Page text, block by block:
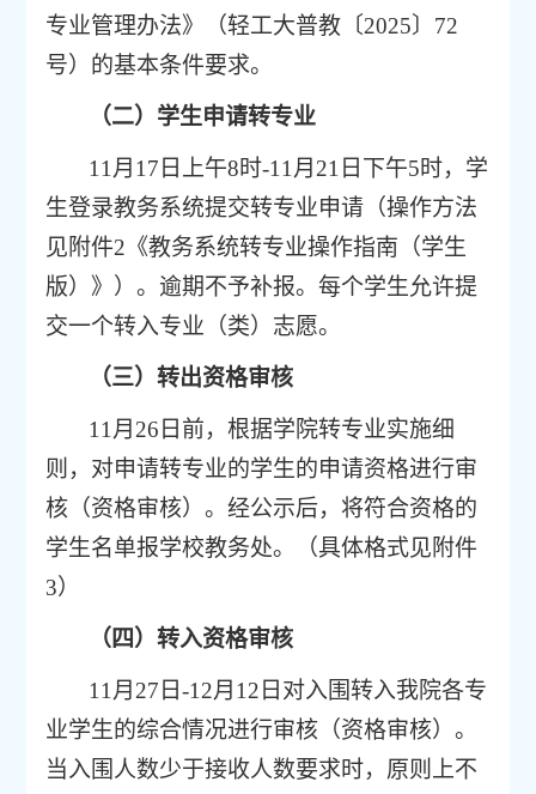
专业管理办法》（轻工大普教〔2025〕 72
号）的基本条件要求。
（二） 学生申请转专业
11 月 17 日上午8时-11 月 21 日下午5时，学
生登录教务系统提交转专业申请（操作方法
见附件2 《教务系统转专业操作指南（学生
版）》）。逾期不予补报。每个学生允许提
交一个转入专业（类）志愿。
（三）转出资格审核
1 1 月 26 日前，根据学院转专业实施细
则，对申请转专业的学生的申请资格进行审
核 （资格审核）。经公示后，将符合资格的
学生名单报学校教务处。 （具体格式见附件
3）
（四）转入资格审核
11 月 27 日-12月 12 日 对入围转入我院各专
业学生的综合情况进行审核（资格审核）。
当入围人数少于接收人数要求时，原则上不